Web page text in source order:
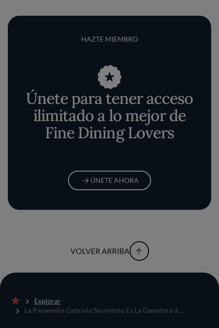
HAZTE MIEMBRO
Únete para tener acceso
ilimitado a lo mejor de
Fine Dining Lovers
ÚNETE AHORA
VOLVER ARRIBA
Inicio
Explorar
La Panameña Gabriela Sarmiento Es La Ganadora d...